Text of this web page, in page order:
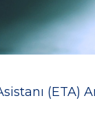
(ETA)